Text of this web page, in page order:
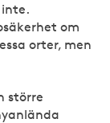
om
orter, men
större